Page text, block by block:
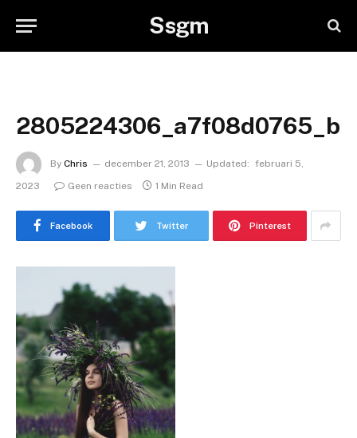
Ssgm
2805224306_a7f08d0765_b
By Chris december 21, 2013 Updated: februari 5,
2023
Geen reacties 1 Min Read
Facebook Twitter Pinterest